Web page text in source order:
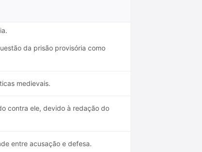
da prisão provisória como
medievais.
contra ele, devido à redação do
entre acusação e defesa.